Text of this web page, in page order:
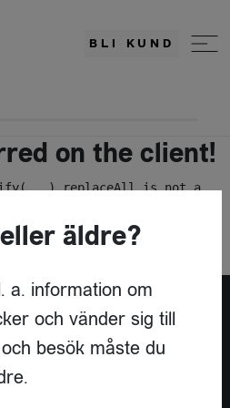
BLI KUND
on the client!
is not a
leverantör?
äldre?
a. information om
och vänder sig till
besök måste du